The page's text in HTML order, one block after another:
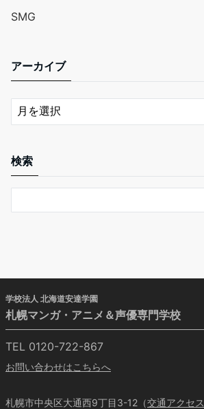
SMG
アーカイブ
検索
学校法人 北海道安達学園
札幌マンガ・アニメ＆声優専門学校
TEL 0120-722-867
お問い合わせはこちらへ
札幌市中央区大通西9丁目3-12（交通アクセス